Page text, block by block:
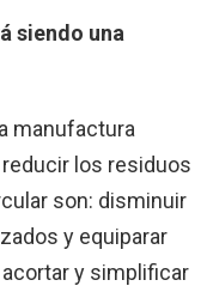
siendo una
manufactura
los residuos
son: disminuir
y equiparar
y simplificar